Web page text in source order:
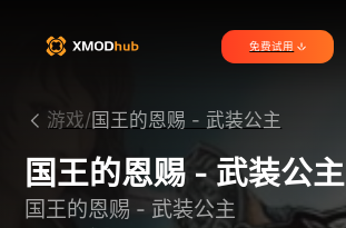
免费试用
游戏/国王的恩赐 - 武装公主
国王的恩赐 - 武装公主
国王的恩赐 - 武装公主